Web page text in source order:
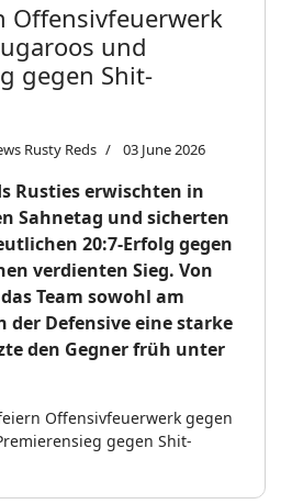
Offensivfeuerwerk
und
gegen Shit-
Rusty Reds 03 June 2026
Rusties erwischten in
Sahnetag und sicherten
20:7-Erfolg gegen
verdienten Sieg. Von
Team sowohl am
der Defensive eine starke
den Gegner früh unter
Offensivfeuerwerk gegen
gegen Shit-